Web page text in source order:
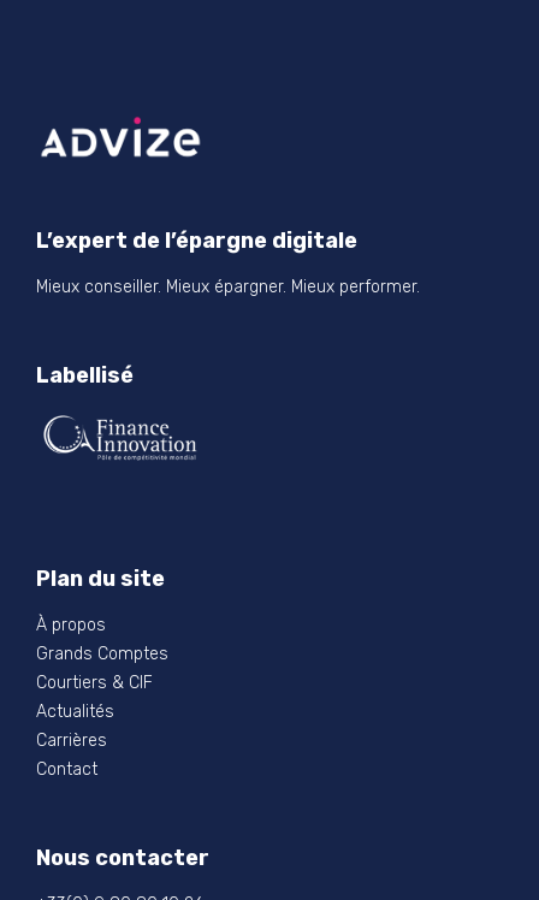
L’expert de l’épargne digitale
Mieux conseiller. Mieux épargner. Mieux performer.
Labellisé
Plan du site
À propos
Grands Comptes
Courtiers & CIF
Actualités
Carrières
Contact
Nous contacter